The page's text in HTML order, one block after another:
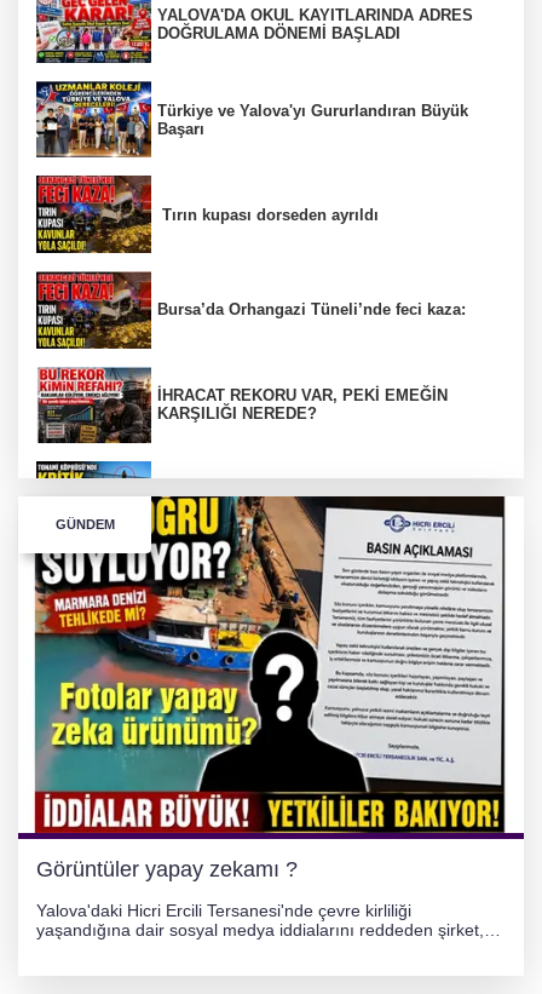
YALOVA'DA OKUL KAYITLARINDA ADRES
DOĞRULAMA DÖNEMİ BAŞLADI
Türkiye ve Yalova'yı Gururlandıran Büyük
Başarı
Tırın kupası dorseden ayrıldı
Bursa’da Orhangazi Tüneli’nde feci kaza:
İHRACAT REKORU VAR, PEKİ EMEĞİN
KARŞILIĞI NEREDE?
TONAMİ KÖPRÜSÜ'NDE PANİK!
GÜNEY MARMARA OTOYOLU İMAR
PLANLARI ASKIDA!
GÜNEY MARMARA OTOYOLU İMAR
PLANLARI ASKIDA!
256 PARÇA ESER ELE GEÇİRİLDİ
GÜNDEM
Görüntüler yapay zekamı ?
Yalova'daki Hicri Ercili Tersanesi'nde çevre kirliliği
yaşandığına dair sosyal medya iddialarını reddeden şirket,